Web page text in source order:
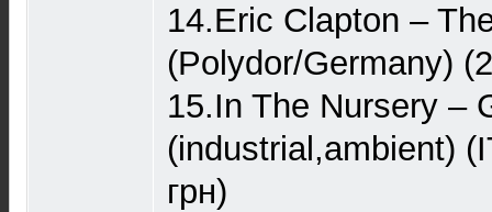
14.Eric Clapton –
(Polydor/Germany)
15.In The Nursery –
(industrial,ambient)
грн)